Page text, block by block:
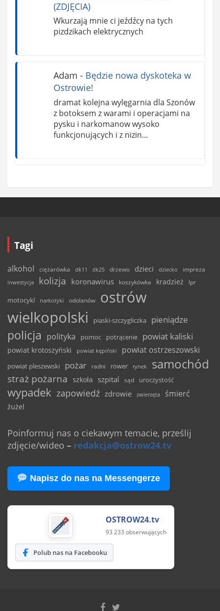
(ZDJĘCIA)
Wkurzają mnie ci jeźdźcy na tych
pizdzikach elektrycznych
Adam - Będzie nowa dyskoteka w
Ostrowie!
dramat kolejna wylęgarnia dla Szonów
z botoksem z warami i operacjami na
pysku i narkomanow wysoko
funkcjonujących i z nizin…
Tagi
alkohol ciężarówka dk11 dk25 drzewo dzieci dziecko
impreza
inwestycja
kolizja koronawirus koszykówka kradzież lpr
motocykl narkotyki odolanów
ostrów
wielkopolski
piaski-szczygliczka pieniądze
policja polityka pomoc potrącenie powiat kaliski
powiat krotoszyński powiat kępiński powiat ostrzeszowski
powiat pleszewski pożar radni rower rynek samochód
straż pożarna szkoła szpital sąd uroczystość
wypadek zapowiedź zdrowie zwierzęta śmierć
żużel
Poinformuj nas o ciekawym temacie, prześlij
zdjęcie/wideo – redakcja@ostrow24.tv
Napisz do nas na Messengerze
OSTROW24.tv
93 233 obserwujących
Polub nas na Facebooku